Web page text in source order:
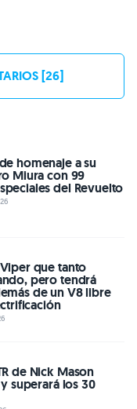
[26]
homenaje a su
Miura con 99
del Revuelto
que tanto
pero tendrá
de un V8 libre
de Nick Mason
superará los 30